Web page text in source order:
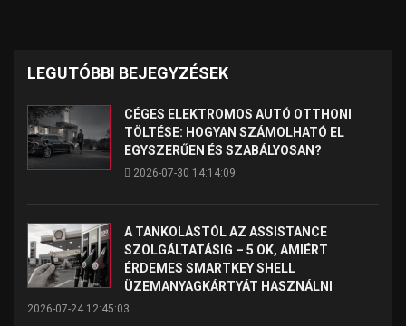
LEGUTÓBBI BEJEGYZÉSEK
CÉGES ELEKTROMOS AUTÓ OTTHONI
TÖLTÉSE: HOGYAN SZÁMOLHATÓ EL
EGYSZERŰEN ÉS SZABÁLYOSAN?
2026-07-30 14:14:09
A TANKOLÁSTÓL AZ ASSISTANCE
SZOLGÁLTATÁSIG – 5 OK, AMIÉRT
ÉRDEMES SMARTKEY SHELL
ÜZEMANYAGKÁRTYÁT HASZNÁLNI
2026-07-24 12:45:03